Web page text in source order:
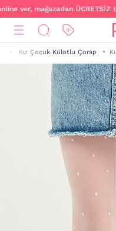
ver, mağazadan ÜCRETSİZ
Kız Çocuk Külotlu Çorap